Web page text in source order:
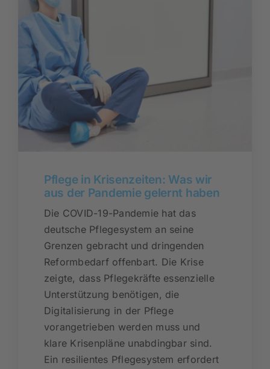
Pflege in Krisenzeiten: Was wir
aus der Pandemie gelernt haben
Die COVID-19-Pandemie hat das
deutsche Pflegesystem an seine
Grenzen gebracht und dringenden
Reformbedarf offenbart. Die Krise
zeigte, dass Pflegekräfte essenzielle
Unterstützung benötigen, die
Digitalisierung in der Pflege
vorangetrieben werden muss und
klare Krisenpläne unabdingbar sind.
Ein resilientes Pflegesystem erfordert